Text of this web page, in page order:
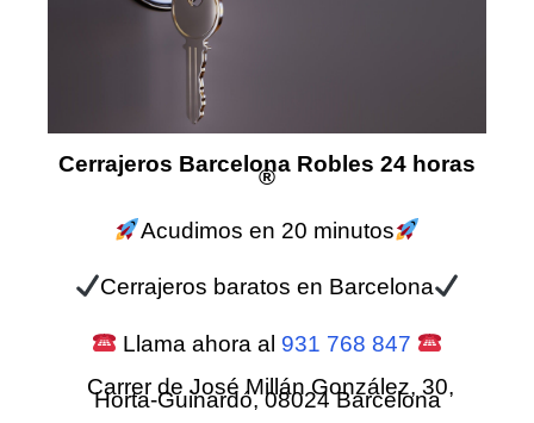
Cerrajeros Barcelona Robles 24 horas
®
Acudimos en 20 minutos
Cerrajeros baratos en Barcelona
Llama ahora al 931 768 847
Carrer de José Millán González, 30,
Horta-Guinardó, 08024 Barcelona